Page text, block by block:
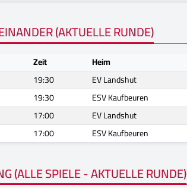
(AKTUELLE RUNDE)
Zeit Heim
19:30 EV Landshut
19:30 ESV Kaufbeuren
17:00 EV Landshut
17:00 ESV Kaufbeuren
(ALLE SPIELE - AKTUELLE RUNDE)